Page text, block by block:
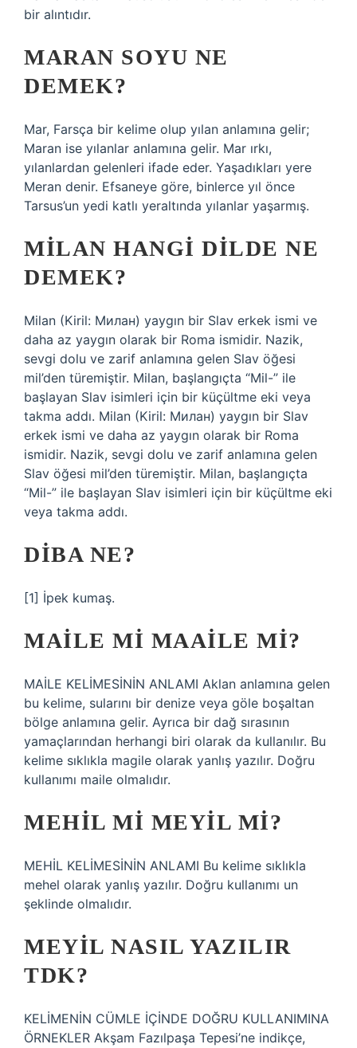
bir alıntıdır.
MARAN SOYU NE
DEMEK?
Mar, Farsça bir kelime olup yılan anlamına gelir;
Maran ise yılanlar anlamına gelir. Mar ırkı,
yılanlardan gelenleri ifade eder. Yaşadıkları yere
Meran denir. Efsaneye göre, binlerce yıl önce
Tarsus’un yedi katlı yeraltında yılanlar yaşarmış.
MILAN HANGI DILDE NE
DEMEK?
Milan (Kiril: Милан) yaygın bir Slav erkek ismi ve
daha az yaygın olarak bir Roma ismidir. Nazik,
sevgi dolu ve zarif anlamına gelen Slav öğesi
mil’den türemiştir. Milan, başlangıçta “Mil-” ile
başlayan Slav isimleri için bir küçültme eki veya
takma addı. Milan (Kiril: Милан) yaygın bir Slav
erkek ismi ve daha az yaygın olarak bir Roma
ismidir. Nazik, sevgi dolu ve zarif anlamına gelen
Slav öğesi mil’den türemiştir. Milan, başlangıçta
“Mil-” ile başlayan Slav isimleri için bir küçültme eki
veya takma addı.
DIBA NE?
[1] İpek kumaş.
MAILE MI MAAILE MI?
MAİLE KELİMESİNİN ANLAMI Aklan anlamına gelen
bu kelime, sularını bir denize veya göle boşaltan
bölge anlamına gelir. Ayrıca bir dağ sırasının
yamaçlarından herhangi biri olarak da kullanılır. Bu
kelime sıklıkla magile olarak yanlış yazılır. Doğru
kullanımı maile olmalıdır.
MEHIL MI MEYIL MI?
MEHİL KELİMESİNİN ANLAMI Bu kelime sıklıkla
mehel olarak yanlış yazılır. Doğru kullanımı un
şeklinde olmalıdır.
MEYIL NASIL YAZILIR
TDK?
KELİMENİN CÜMLE İÇİNDE DOĞRU KULLANIMINA
ÖRNEKLER Akşam Fazılpaşa Tepesi’ne indikçe,